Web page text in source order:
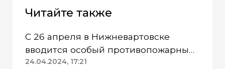
Читайте также
С 26 апреля в Нижневартовске
вводится особый противопожарный
режим
24.04.2024, 17:21